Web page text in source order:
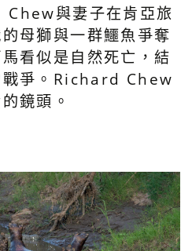
與妻子在肯亞旅
母獅與一群鱷魚爭奪
看似是自然死亡，結
戰爭。Richard Chew
鏡頭。